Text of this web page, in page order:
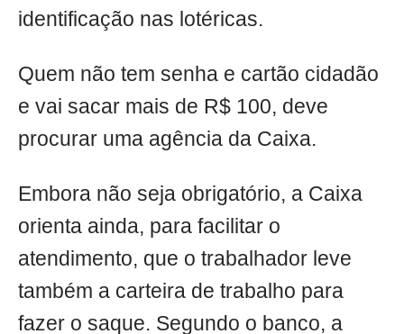
identificação nas lotéricas.
Quem não tem senha e cartão cidadão
e vai sacar mais de R$ 100, deve
procurar uma agência da Caixa.
Embora não seja obrigatório, a Caixa
orienta ainda, para facilitar o
atendimento, que o trabalhador leve
também a carteira de trabalho para
fazer o saque. Segundo o banco, a